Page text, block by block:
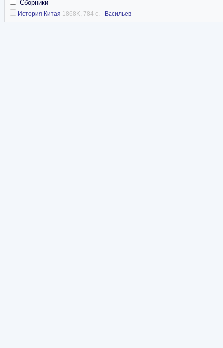
Сборники
История Китая 1868K, 784 с. - Васильев